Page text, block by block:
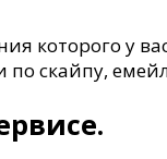
которого у
по скайпу,